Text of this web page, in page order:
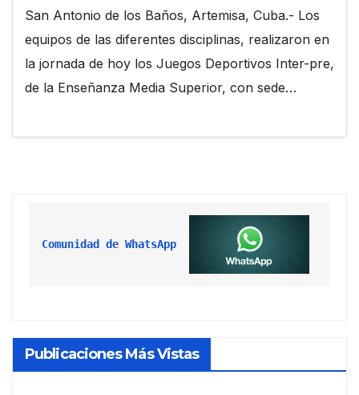
San Antonio de los Baños, Artemisa, Cuba.- Los
equipos de las diferentes disciplinas, realizaron en
la jornada de hoy los Juegos Deportivos Inter-pre,
de la Enseñanza Media Superior, con sede…
Comunidad de WhatsApp
Publicaciones Más Vistas